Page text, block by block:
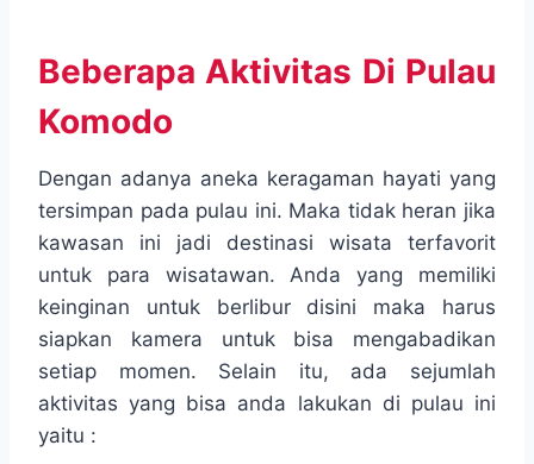
Beberapa Aktivitas Di Pulau
Komodo
Dengan adanya aneka keragaman hayati yang
tersimpan pada pulau ini. Maka tidak heran jika
kawasan ini jadi destinasi wisata terfavorit
untuk para wisatawan. Anda yang memiliki
keinginan untuk berlibur disini maka harus
siapkan kamera untuk bisa mengabadikan
setiap momen. Selain itu, ada sejumlah
aktivitas yang bisa anda lakukan di pulau ini
yaitu :